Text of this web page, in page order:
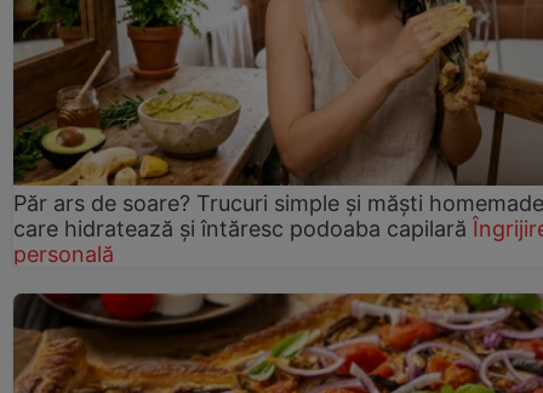
Păr ars de soare? Trucuri simple și măști homemade
care hidratează și întăresc podoaba capilară
personală